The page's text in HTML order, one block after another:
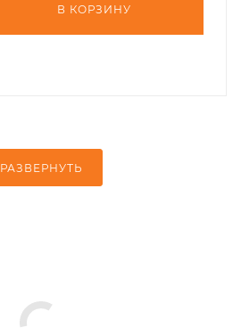
В КОРЗИНУ
РАЗВЕРНУТЬ